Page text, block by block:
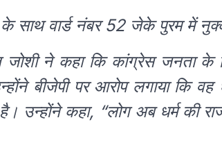
साथ वार्ड नंबर 52 जेके पुरम में
जोशी ने कहा कि कांग्रेस जनता के
बीजेपी पर आरोप लगाया कि वह
उन्होंने कहा, “लोग अब धर्म की